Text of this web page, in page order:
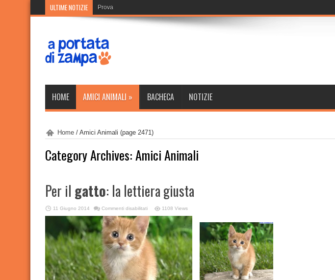
ULTIME NOTIZIE Prova
HOME AMICI ANIMALI » BACHECA NOTIZIE
Home / Amici Animali (page 2471)
Category Archives:Amici Animali
Per il gatto: la lettiera giusta
11 Giugno 2014 Commenti disabilitatisu
gatto
la
lettiera
giusta
1108 Views